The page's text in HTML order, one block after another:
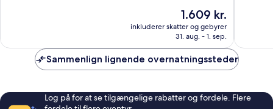
anmeldelser
Prisen
er
1.609 kr.
1.609 kr.
inkluderer skatter og gebyrer
31. aug. - 1. sep.
Sammenlign lignende overnatningssteder
Log på for at se tilgængelige rabatter og fordele. Flere